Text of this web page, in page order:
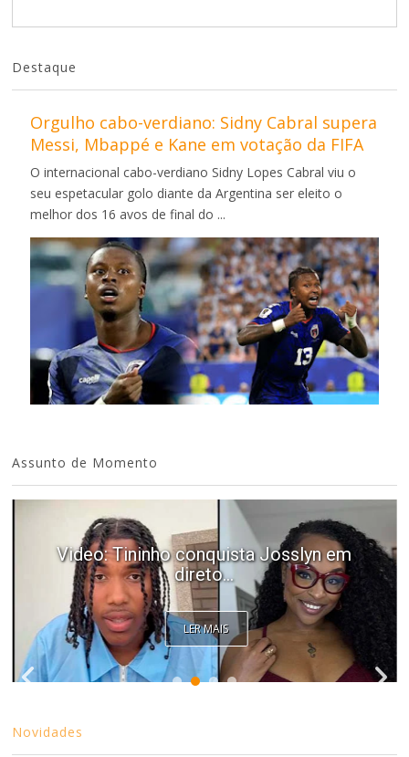
Destaque
Orgulho cabo-verdiano: Sidny Cabral supera
Messi, Mbappé e Kane em votação da FIFA
O internacional cabo-verdiano Sidny Lopes Cabral viu o
seu espetacular golo diante da Argentina ser eleito o
melhor dos 16 avos de final do ...
Assunto de Momento
Video: Tininho conquista Josslyn em
direto...
LER MAIS
Novidades